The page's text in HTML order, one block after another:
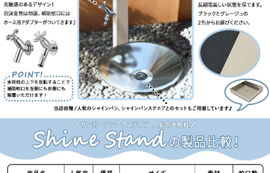
タ・ラルゴ・若草・すすき野・ネオキャスティ
パン タイトレンガタイプ・ファミエンテパン
ビーンズ・ファミエンテパン フレア・ファミ
エンテパン プレート・フィーノポット・フレ
ウスパン アーバンキャスト・フレウスパン ス
トーンブリック・ライアンポット・レクタポッ
ト
【NIKKO】
立水栓ユニット・レトロブリックタイプ・サー
クルタイプ・ウッドクリートタイプ・ランバー
タイプ・リベルタII・コロル・コロルミニ・ス
プリンクル・フォレット・モ・エット・モ・エ
ット ミニ・モ・エットL・レヴウッドタイプ・
シュペリ・モゼック・フォギータイプA・補助
蛇口仕様・かぐや・芦野石タイプ・不凍水栓ユ
ニット・サナンド・レトロブリックタイプ・不